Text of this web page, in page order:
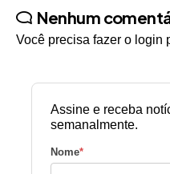
Nenhum
Você precisa fazer o login
Assine e receba
semanalmente.
Nome*